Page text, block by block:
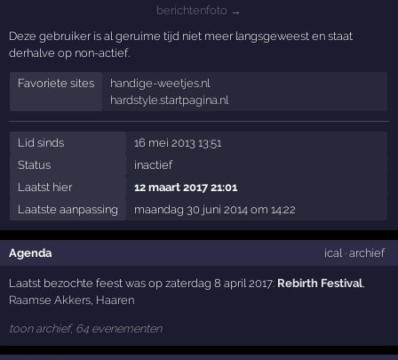
berichtenfoto →
Deze gebruiker is al geruime tijd niet meer langsgeweest en staat
derhalve op non-actief.
Favoriete sites
handige-weetjes.nl
hardstyle.startpagina.nl
Lid sinds
16 mei 2013 13:51
Status
inactief
Laatst hier
12 maart 2017 21:01
Laatste aanpassing
maandag 30 juni 2014 om 14:22
Agenda ical · archief
Laatst bezochte feest was op zaterdag 8 april 2017: Rebirth Festival,
Raamse Akkers, Haaren
toon archief, 64 evenementen